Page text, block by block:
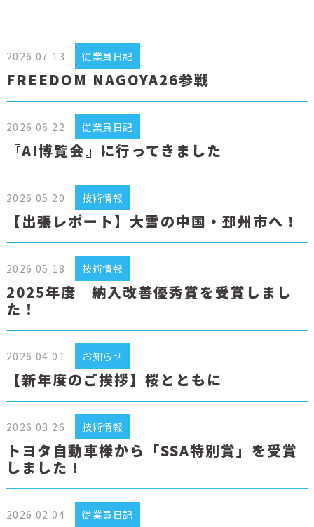
2026.07.13 従業員日記
FREEDOM NAGOYA26参戦
2026.06.22 従業員日記
『AI博覧会』に行ってきました
2026.05.20 技術情報
【出張レポート】大雪の中国・邳州市へ！
2026.05.18 技術情報
2025年度 納入改善優秀賞を受賞しまし
た！
2026.04.01 お知らせ
【新年度のご挨拶】桜とともに
2026.03.26 技術情報
トヨタ自動車様から「SSA特別賞」を受賞
しました！
2026.02.04 従業員日記